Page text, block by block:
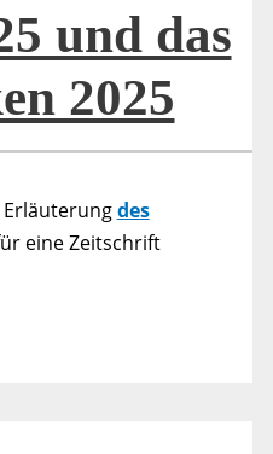
und das
2025
des
eine Zeitschrift